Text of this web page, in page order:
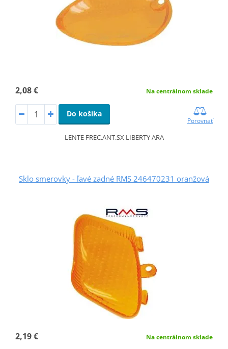
2,08 € Na centrálnom sklade
Do košíka
Porovnať
LENTE FREC.ANT.SX LIBERTY ARA
Sklo smerovky - ľavé zadné RMS 246470231 oranžová
2,19 € Na centrálnom sklade